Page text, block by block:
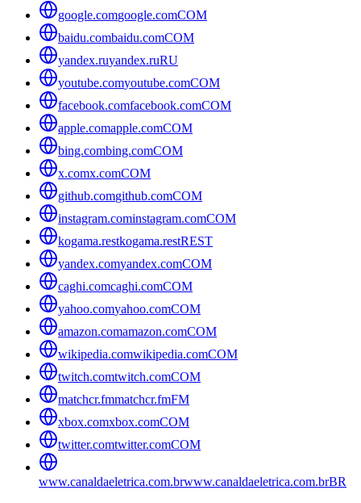
google.comgoogle.comCOM
baidu.combaidu.comCOM
yandex.ruyandex.ruRU
youtube.comyoutube.comCOM
facebook.comfacebook.comCOM
apple.comapple.comCOM
bing.combing.comCOM
x.comx.comCOM
github.comgithub.comCOM
instagram.cominstagram.comCOM
kogama.restkogama.restREST
yandex.comyandex.comCOM
caghi.comcaghi.comCOM
yahoo.comyahoo.comCOM
amazon.comamazon.comCOM
wikipedia.comwikipedia.comCOM
twitch.comtwitch.comCOM
matchcr.fmmatchcr.fmFM
xbox.comxbox.comCOM
twitter.comtwitter.comCOM
www.canaldaeletrica.com.brwww.canaldaeletrica.com.brBR